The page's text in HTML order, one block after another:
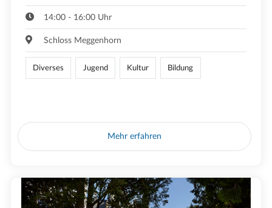
14:00 - 16:00 Uhr
Schloss Meggenhorn
Diverses Jugend Kultur Bildung
Mehr erfahren